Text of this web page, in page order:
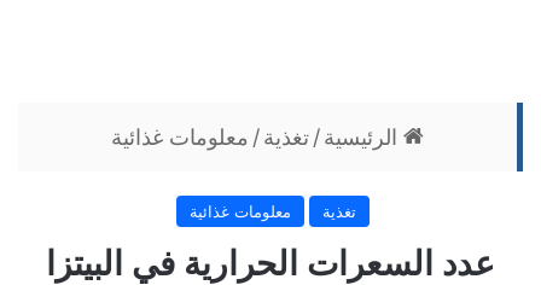
الرئيسية/تغذية/ معلومات غذائية
تغذية معلومات غذائية
عدد السعرات الحرارية في البيتزا